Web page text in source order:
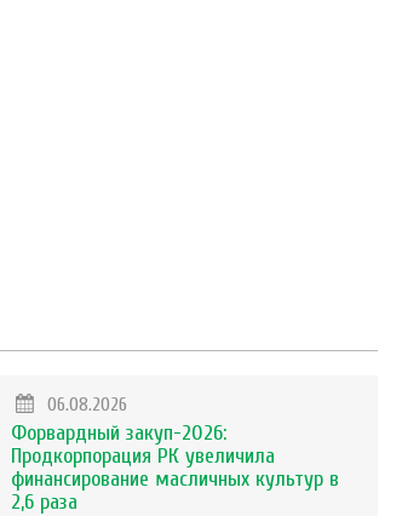
06.08.2026
Форвардный закуп-2026:
Продкорпорация РК увеличила
финансирование масличных культур в
2,6 раза